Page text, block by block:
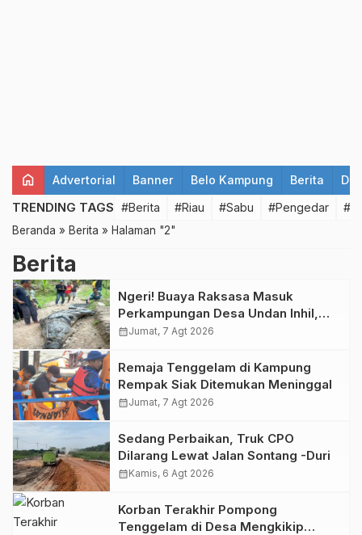
home Advertorial Banner Belo Kampung Berita
TRENDING TAGS #Berita #Riau #Sabu #Pengedar
Beranda » Berita » Halaman "2"
Berita
Ngeri! Buaya Raksasa Masuk
Perkampungan Desa Undan Inhil,
Warga Berhamburan
calendar_monthJumat, 7 Agt 2026
Remaja Tenggelam di Kampung
Rempak Siak Ditemukan Meninggal
calendar_monthJumat, 7 Agt 2026
Sedang Perbaikan, Truk CPO
Dilarang Lewat Jalan Sontang -Duri
calendar_monthKamis, 6 Agt 2026
Korban Terakhir Pompong
Tenggelam di Desa Mengkikip